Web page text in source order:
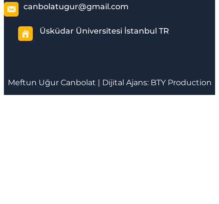
canbolatugur@gmail.com
Üsküdar Üniversitesi İstanbul TR
Meftun Uğur Canbolat | Dijital Ajans: BTY Production